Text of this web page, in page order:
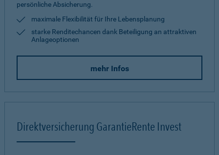
persönliche Absicherung.
maximale Flexibilität für Ihre Lebensplanung
starke Renditechancen dank Beteiligung an attraktiven
Anlageoptionen
mehr Infos
Direktversicherung GarantieRente Invest